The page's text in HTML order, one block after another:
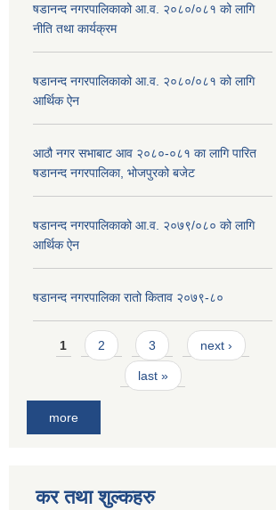
षडानन्द नगरपालिकाको आ.व. २०८०/०८१ को लागि
नीति तथा कार्यक्रम
षडानन्द नगरपालिकाको आ.व. २०८०/०८१ को लागि
आर्थिक ऐन
आठौ नगर सभाबाट आव २०८०-०८१ का लागि पारित
षडानन्द नगरपालिका, भोजपुरको बजेट
षडानन्द नगरपालिकाको आ.व. २०७९/०८० को लागि
आर्थिक ऐन
षडानन्द नगरपालिका रातो किताव २०७९-८०
Pages
1 2 3 next ›
last »
more
कर तथा शुल्कहरु